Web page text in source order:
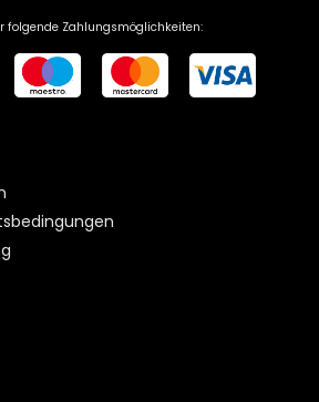
folgende Zahlungsmöglichkeiten: